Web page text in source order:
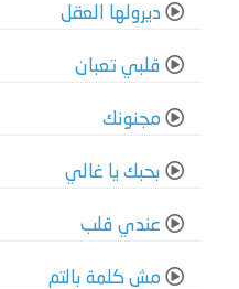
ديرولها العقل
قلبي تعبان
مجنونك
بحبك يا غالي
عندي قلب
مش كلمة بالتم